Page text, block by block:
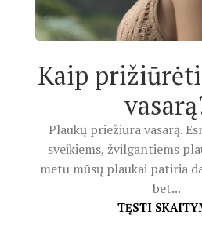
Kaip
Plaukų priežiūra vasarą.
sveikiems, žvilgantiems
metu mūsų plaukai patiria
bet...
TĘSTI